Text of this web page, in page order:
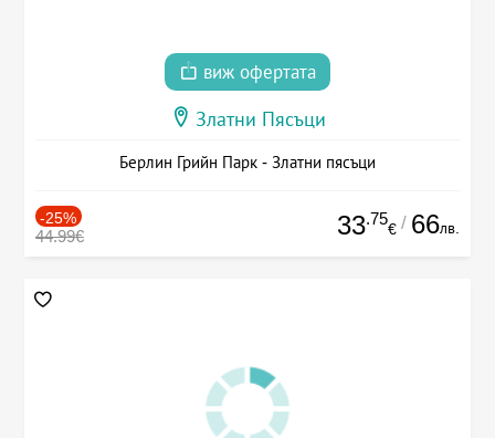
виж офертата
Златни Пясъци
Берлин Грийн Парк - Златни пясъци
-25%
44.99€ 33.75
€ / 66лв.